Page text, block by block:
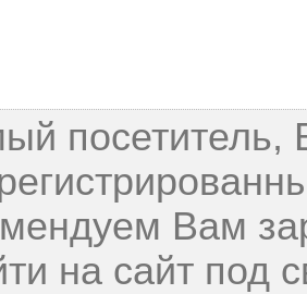
посетитель,
Вам
на сайт под